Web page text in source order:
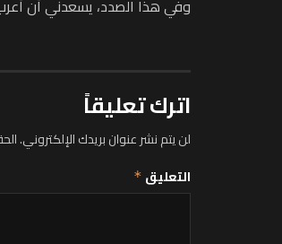
وفي هذا الصدد، يسعدني أن
اترك تعليقاً
لن يتم نشر عنوان بريدك الإلكتروني.
التعليق *